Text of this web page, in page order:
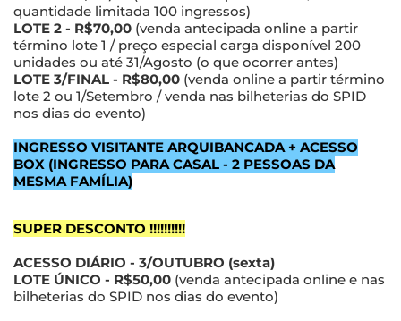
quantidade limitada 100 ingressos)
LOTE 2 - R$70,00 (venda antecipada online a partir
término lote 1 / preço especial carga disponível 200
unidades ou até 31/Agosto (o que ocorrer antes)
LOTE 3/FINAL - R$80,00 (venda online a partir término
lote 2 ou 1/Setembro / venda nas bilheterias do SPID
nos dias do evento)
INGRESSO VISITANTE ARQUIBANCADA + ACESSO
BOX (INGRESSO PARA CASAL - 2 PESSOAS DA
MESMA FAMÍLIA)
SUPER DESCONTO !!!!!!!!!!
ACESSO DIÁRIO - 3/OUTUBRO (sexta)
LOTE ÚNICO - R$50,00 (venda antecipada online e nas
bilheterias do SPID nos dias do evento)